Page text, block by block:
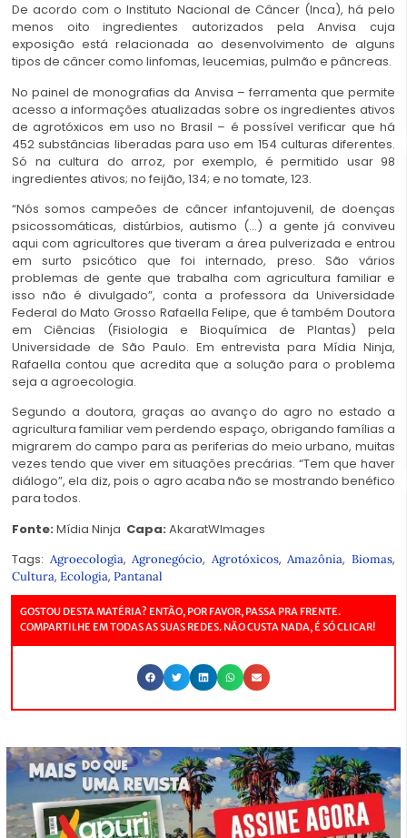
De acordo com o Instituto Nacional de Câncer (Inca), há pelo
menos oito ingredientes autorizados pela Anvisa cuja
exposição está relacionada ao desenvolvimento de alguns
tipos de câncer como linfomas, leucemias, pulmão e pâncreas.
No painel de monografias da Anvisa – ferramenta que permite
acesso a informações atualizadas sobre os ingredientes ativos
de agrotóxicos em uso no Brasil – é possível verificar que há
452 substâncias liberadas para uso em 154 culturas diferentes.
Só na cultura do arroz, por exemplo, é permitido usar 98
ingredientes ativos; no feijão, 134; e no tomate, 123.
“Nós somos campeões de câncer infantojuvenil, de doenças
psicossomáticas, distúrbios, autismo (…) a gente já conviveu
aqui com agricultores que tiveram a área pulverizada e entrou
em surto psicótico que foi internado, preso. São vários
problemas de gente que trabalha com agricultura familiar e
isso não é divulgado”, conta a professora da Universidade
Federal do Mato Grosso Rafaella Felipe, que é também Doutora
em Ciências (Fisiologia e Bioquímica de Plantas) pela
Universidade de São Paulo. Em entrevista para Mídia Ninja,
Rafaella contou que acredita que a solução para o problema
seja a agroecologia.
Segundo a doutora, graças ao avanço do agro no estado a
agricultura familiar vem perdendo espaço, obrigando famílias a
migrarem do campo para as periferias do meio urbano, muitas
vezes tendo que viver em situações precárias. “Tem que haver
diálogo”, ela diz, pois o agro acaba não se mostrando benéfico
para todos.
Fonte: Mídia Ninja Capa: AkaratWImages
Tags: Agroecologia,Agronegócio, Agrotóxicos,Amazônia,Biomas,
Cultura, Ecologia, Pantanal
GOSTOU DESTA MATÉRIA? ENTÃO, POR FAVOR, PASSA PRA FRENTE.
COMPARTILHE EM TODAS AS SUAS REDES. NÃO CUSTA NADA, É SÓ CLICAR!